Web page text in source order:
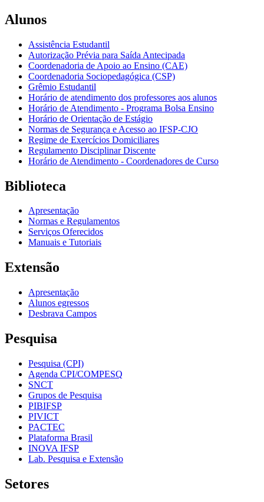
Alunos
Assistência Estudantil
Autorização Prévia para Saída Antecipada
Coordenadoria de Apoio ao Ensino (CAE)
Coordenadoria Sociopedagógica (CSP)
Grêmio Estudantil
Horário de atendimento dos professores aos alunos
Horário de Atendimento - Programa Bolsa Ensino
Horário de Orientação de Estágio
Normas de Segurança e Acesso ao IFSP-CJO
Regime de Exercícios Domiciliares
Regulamento Disciplinar Discente
Horário de Atendimento - Coordenadores de Curso
Biblioteca
Apresentação
Normas e Regulamentos
Serviços Oferecidos
Manuais e Tutoriais
Extensão
Apresentação
Alunos egressos
Desbrava Campos
Pesquisa
Pesquisa (CPI)
Agenda CPI/COMPESQ
SNCT
Grupos de Pesquisa
PIBIFSP
PIVICT
PACTEC
Plataforma Brasil
INOVA IFSP
Lab. Pesquisa e Extensão
Setores